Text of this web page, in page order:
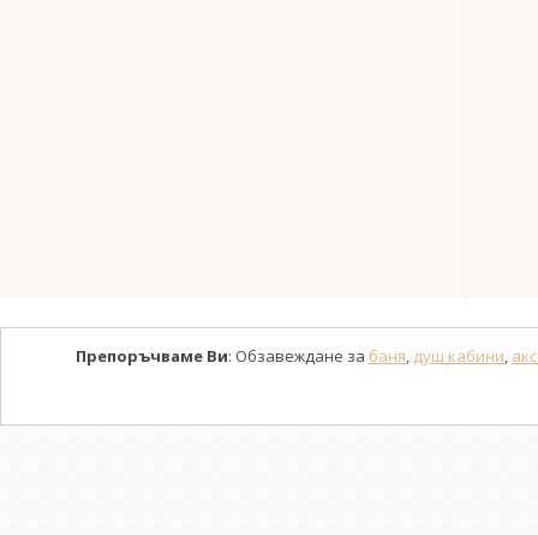
Препоръчваме Ви: Обзавеждане за баня, душ кабини,